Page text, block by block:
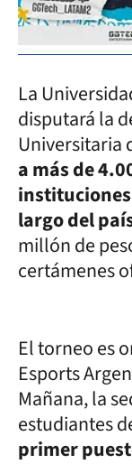
La
disputará la
Universitaria
a más de
largo del
millón de
certámenes
El torneo es
Esports
Mañana, la
estudiantes
primer